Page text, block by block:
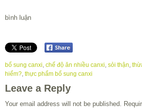
bình luận
bổ sung canxi, chế độ ăn nhiều canxi, sỏi thận,
hiểm?, thực phẩm bổ sung canxi
Leave a Reply
Your email address will not be published.